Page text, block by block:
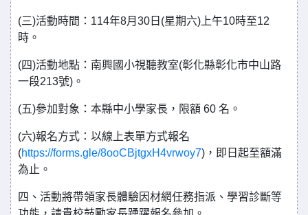
(三)活動時間：114年8月30日(星期六)上午10時至12
時。
(四)活動地點：南興國小視聽教室(彰化縣彰化市中山路
一段213號)。
(五)參加對象：本縣中小學家長，限額 60 名。
(六)報名方式：以線上表單方式報名
(https://forms.gle/8ooCBjtgxH4vrwoy7)，即日起至額滿
為止。
四、活動將帶領家長體驗因材網任務指派、學習診斷等